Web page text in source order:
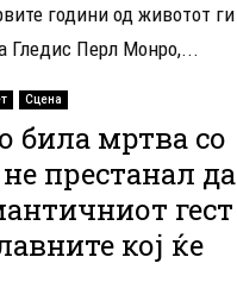
години од животот ги
Гледис Перл Монро,...
Сцена
мртва со
престанал да
гест
кој ќе